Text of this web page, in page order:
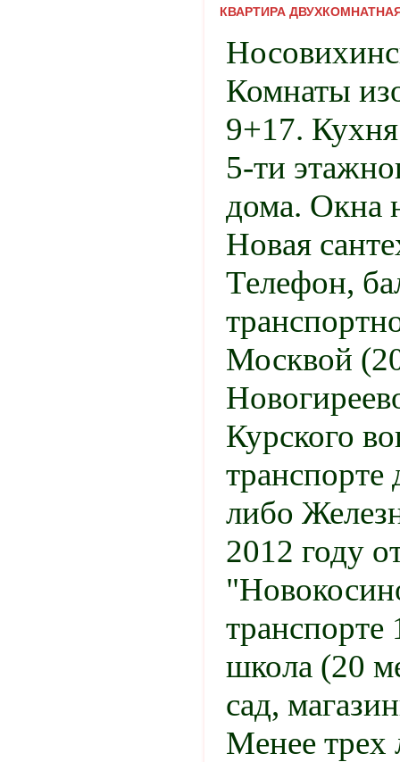
КВАРТИРА
Комнаты
9+17.
5-ти
дома. Окна
Новая
Телефон,
Москвой
Курского
транспорте
либо
2012 году
школа (20
сад,
Менее трех